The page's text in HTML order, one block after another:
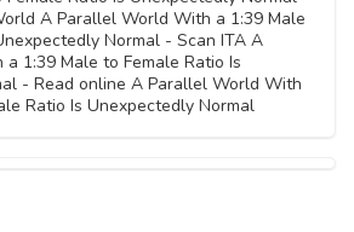
A Parallel World With a 1:39 Male
Normal - Scan ITA A
1:39 Male to Female Ratio Is
- Read online A Parallel World With
Ratio Is Unexpectedly Normal